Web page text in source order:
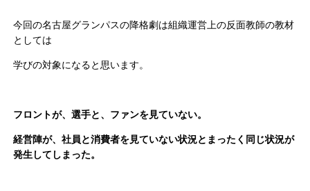
今回の名古屋グランパスの降格劇は組織運営上の反面教師の教材
としては
学びの対象になると思います。
フロントが、選手と、ファンを見ていない。
経営陣が、社員と消費者を見ていない状況とまったく同じ状況が
発生してしまった。